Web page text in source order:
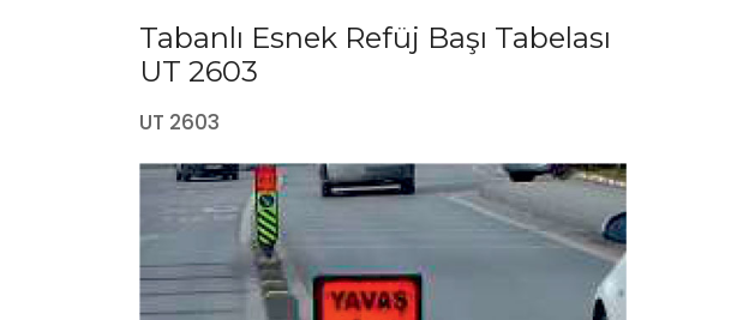
Tabanlı Esnek Refüj Başı Tabelası
UT 2603
UT 2603